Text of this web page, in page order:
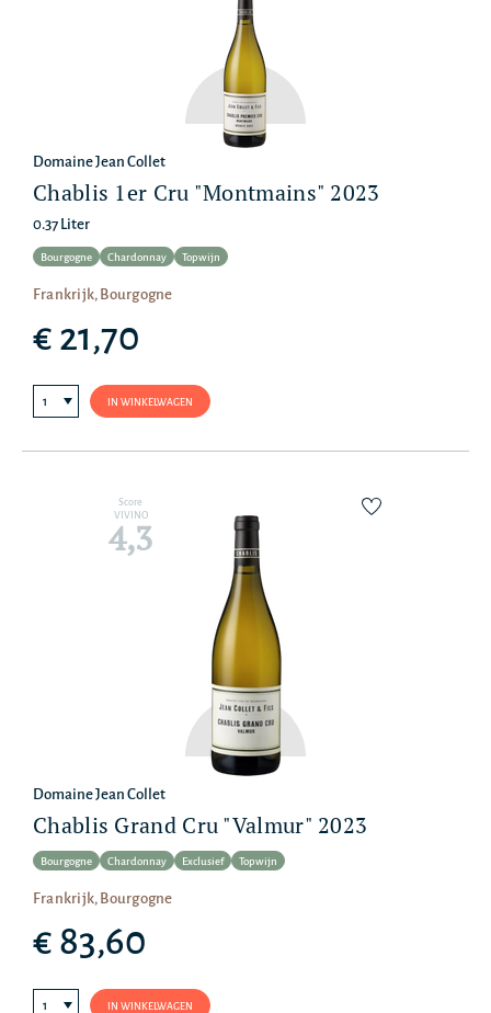
Domaine Jean Collet
Chablis 1er Cru "Montmains" 2023
0.37 Liter
Bourgogne Chardonnay Topwijn
Frankrijk, Bourgogne
€ 21,70
IN WINKELWAGEN
Score
VIVINO
4,3
Domaine Jean Collet
Chablis Grand Cru "Valmur" 2023
Bourgogne Chardonnay Exclusief Topwijn
Frankrijk, Bourgogne
€ 83,60
IN WINKELWAGEN